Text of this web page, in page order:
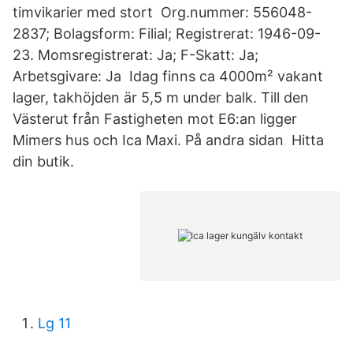
timvikarier med stort Org.nummer: 556048-
2837; Bolagsform: Filial; Registrerat: 1946-09-
23. Momsregistrerat: Ja; F-Skatt: Ja;
Arbetsgivare: Ja Idag finns ca 4000m² vakant
lager, takhöjden är 5,5 m under balk. Till den
Västerut från Fastigheten mot E6:an ligger
Mimers hus och Ica Maxi. På andra sidan Hitta
din butik.
Lg 11